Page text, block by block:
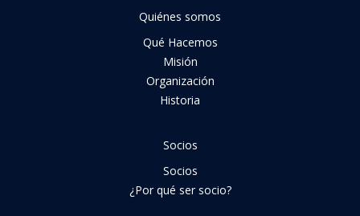
Quiénes somos
Qué Hacemos
Misión
Organización
Historia
Socios
Socios
¿Por qué ser socio?